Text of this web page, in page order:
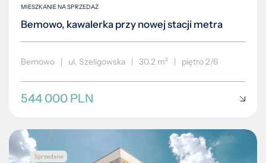
MIESZKANIE NA SPRZEDAŻ
Bemowo, kawalerka przy nowej stacji metra
Bemowo | ul. Szeligowska | 30.2 m² | piętro 2/6
544 000 PLN